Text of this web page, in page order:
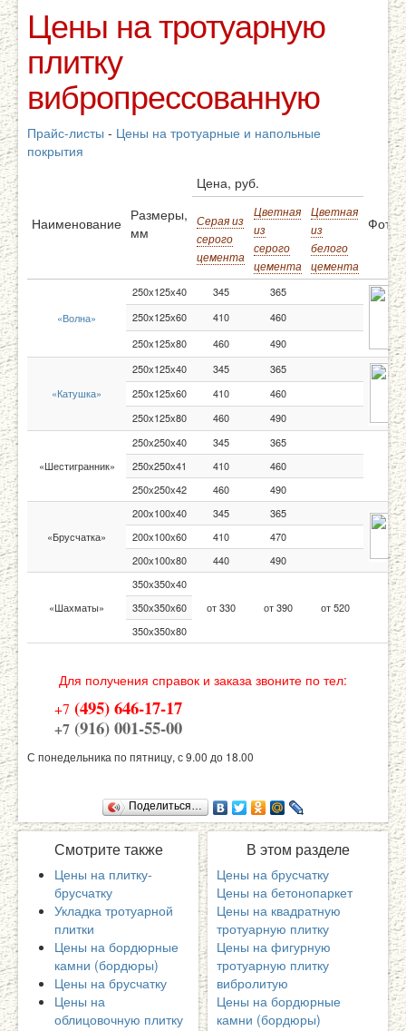
Цены на тротуарную
плитку
вибропрессованную
Прайс-листы - Цены на тротуарные и напольные
покрытия
Наименование Размеры,
мм
Цена, руб.
Фото
Серая из
серого
цемента
Цветная
из
серого
цемента
Цветная
из
белого
цемента
«Волна»
250х125х40 345
365
250х125х60
410
460
250х125х80
460 490
«Катушка»
250х125х40 345
365
250х125х60
410
460
250х125х80
460 490
«Шестигранник»
250х250х40 345
365
250х250х41
410
460
250х250х42
460 490
«Брусчатка»
200х100х40 345
365
200х100х60
410
470
200х100х80
440 490
«Шахматы»
350х350х40
от 330
от 390 от 520
350х350х60
350х350х80
Для получения справок и заказа звоните по тел:
+7 (495) 646-17-17
+7 (916) 001-55-00
С понедельника по пятницу, с 9.00 до 18.00
Поделиться…
Смотритетакже
Цены на плитку-
брусчатку
Укладка тротуарной
плитки
Цены на бордюрные
камни (бордюры)
Цены на брусчатку
Цены на
облицовочную плитку
В этом разделе
Цены на брусчатку
Цены на бетонопаркет
Цены на квадратную
тротуарную плитку
Цены на фигурную
тротуарную плитку
вибролитую
Цены на бордюрные
камни (бордюры)